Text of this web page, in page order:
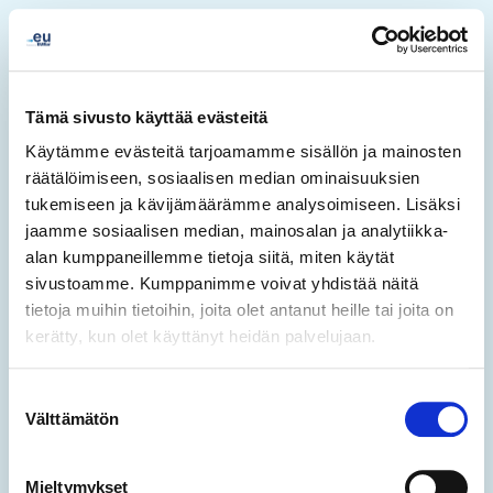
Tämä sivusto käyttää evästeitä
Käytämme evästeitä tarjoamamme sisällön ja mainosten
räätälöimiseen, sosiaalisen median ominaisuuksien
tukemiseen ja kävijämäärämme analysoimiseen. Lisäksi
jaamme sosiaalisen median, mainosalan ja analytiikka-
alan kumppaneillemme tietoja siitä, miten käytät
sivustoamme. Kumppanimme voivat yhdistää näitä
tietoja muihin tietoihin, joita olet antanut heille tai joita on
kerätty, kun olet käyttänyt heidän palvelujaan.
valinta
Välttämätön
Mieltymykset